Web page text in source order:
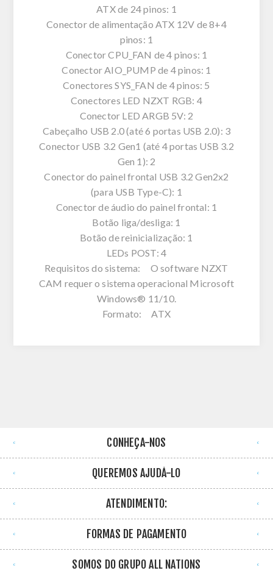
ATX de 24 pinos: 1
Conector de alimentação ATX 12V de 8+4
pinos: 1
Conector CPU_FAN de 4 pinos: 1
Conector AIO_PUMP de 4 pinos: 1
Conectores SYS_FAN de 4 pinos: 5
Conectores LED NZXT RGB: 4
Conector LED ARGB 5V: 2
Cabeçalho USB 2.0 (até 6 portas USB 2.0): 3
Conector USB 3.2 Gen1 (até 4 portas USB 3.2
Gen 1): 2
Conector do painel frontal USB 3.2 Gen2x2
(para USB Type-C): 1
Conector de áudio do painel frontal: 1
Botão liga/desliga: 1
Botão de reinicialização: 1
LEDs POST: 4
Requisitos do sistema: O software NZXT
CAM requer o sistema operacional Microsoft
Windows® 11/10.
Formato: ATX
CONHEÇA-NOS
QUEREMOS AJUDÁ-LO
ATENDIMENTO:
FORMAS DE PAGAMENTO
SOMOS DO GRUPO ALL NATIONS